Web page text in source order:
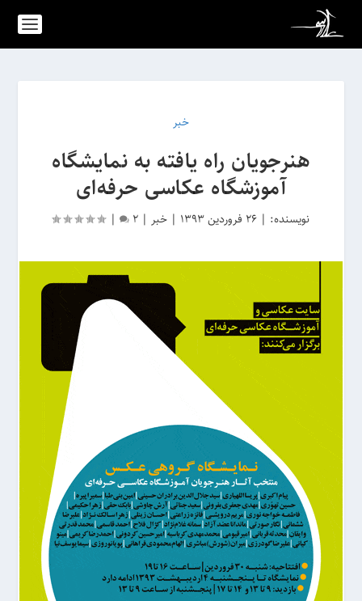
خبر
هنرجویان راه یافته به نمایشگاه
آموزشگاه عکاسی حرفه‌ای
نویسنده: |26 فروردین 1393 |خبر |
2
|